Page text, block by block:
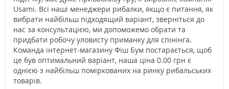
Usami. Всі наші менеджери рибалки, якщо є питання, як
вибрати найбільш підходящий варіант, зверніться до
нас за консультацією, ми допоможемо обрати та
придбати робочу уловисту приманку для спінінга.
Команда інтернет-магазину Фіш Бум постарається, щоб
це був оптимальний варіант, наша ціна 0.00 грн є
однією з найбільш поміркованих на ринку рибальських
товарів.